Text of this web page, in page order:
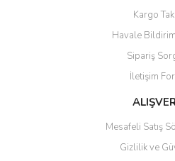
Kargo
Havale
Sipariş
İletişim
Mesafeli Satış
Gizlilik ve